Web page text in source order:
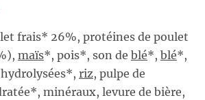
frais* 26%, protéines de poulet
maïs*, pois*, son de blé*, blé*,
riz, pulpe de
minéraux, levure de bière,